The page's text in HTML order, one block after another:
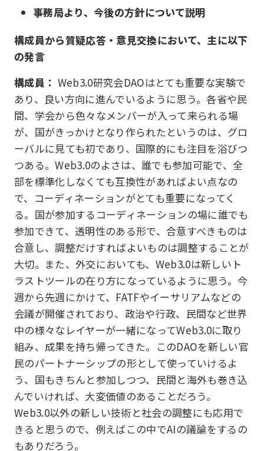
事務局より、今後の方針について説明
構成員から質疑応答・意見交換において、主に以下
の発言
構成員： Web3.0研究会DAOはとても重要な実験で
あり、良い方向に進んでいるように思う。各省や民
間、学会から色々なメンバーが入って来られる場
が、国がきっかけとなり作られたというのは、グロ
ーバルに見ても初であり、国際的にも注目を浴びつ
つある。Web3.0のよさは、誰でも参加可能で、全
部を標準化しなくても互換性があればよい点なの
で、コーディネーションがとても重要になってく
る。国が参加するコーディネーションの場に誰でも
参加できて、透明性のある形で、合意すべきものは
合意し、調整だけすればよいものは調整することが
大切。また、外交においても、Web3.0は新しいト
ラストツールの在り方になっているように思う。今
週から先週にかけて、FATFやイーサリアムなどの
会議が開催されており、政治や行政、民間など世界
中の様々なレイヤーが一緒になってWeb3.0に取り
組み、成果を持ち帰ってきた。このDAOを新しい官
民のパートナーシップの形として使っていけるよ
う、国もきちんと参加しつつ、民間と海外も巻き込
んでいければ、大変価値のあることだろう。
Web3.0以外の新しい技術と社会の調整にも応用で
きると思うので、例えばこの中でAIの議論をするの
もありだろう。